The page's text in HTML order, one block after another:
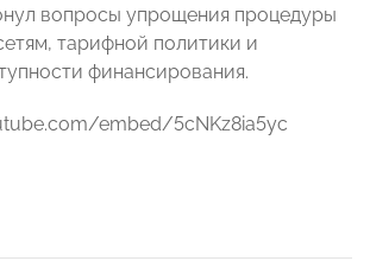
вопросы упрощения процедуры
тарифной политики и
финансирования.
embed/5cNKz8ia5yc